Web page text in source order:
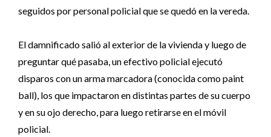
seguidos por personal policial que se quedó en la vereda.
El damnificado salió al exterior de la vivienda y luego de
preguntar qué pasaba, un efectivo policial ejecutó
disparos con un arma marcadora (conocida como paint
ball), los que impactaron en distintas partes de su cuerpo
y en su ojo derecho, para luego retirarse en el móvil
policial.